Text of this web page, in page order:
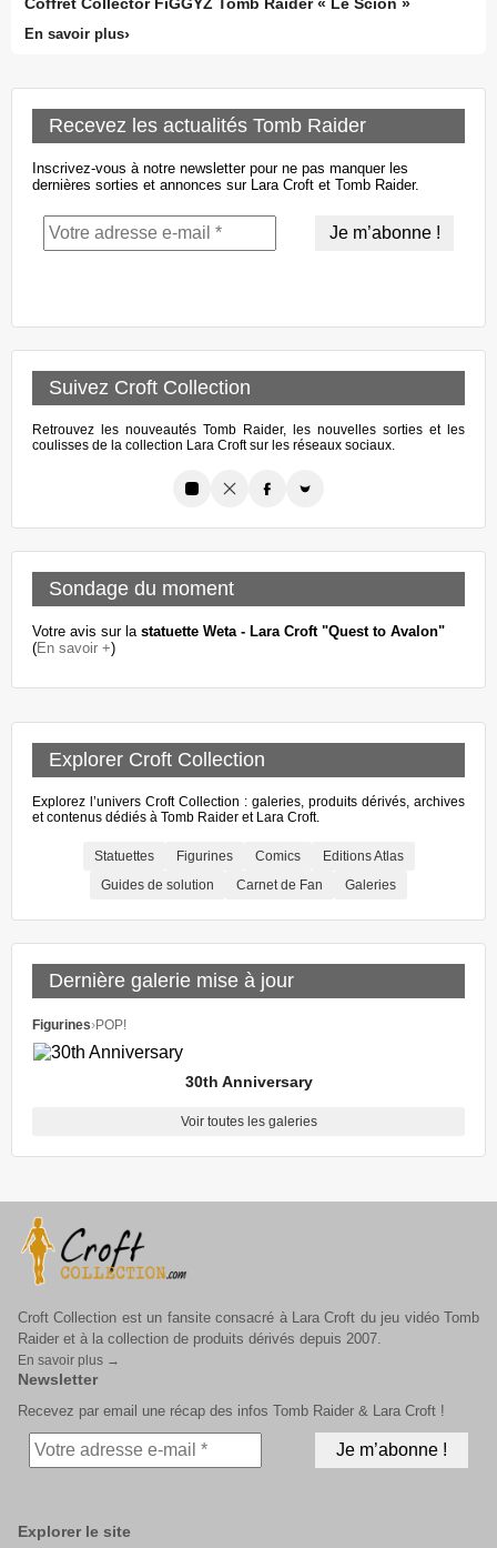
En savoir plus
Recevez les actualités Tomb Raider
Inscrivez-vous à notre newsletter pour ne pas manquer les
dernières sorties et annonces sur Lara Croft et Tomb Raider.
Suivez Croft Collection
Retrouvez les nouveautés Tomb Raider, les nouvelles sorties et les
coulisses de la collection Lara Croft sur les réseaux sociaux.
Sondage du moment
Votre avis sur la statuette Weta - Lara Croft "Quest to Avalon"
(En savoir +)
Explorer Croft Collection
Explorez l’univers Croft Collection : galeries, produits dérivés, archives
et contenus dédiés à Tomb Raider et Lara Croft.
Statuettes Figurines Comics
Editions Atlas
Guides de solution
Carnet de Fan Galeries
Dernière galerie mise à jour
Figurines›POP!
30th Anniversary
Voir toutes les galeries
Croft Collection est un fansite consacré à Lara Croft du jeu vidéo Tomb
Raider et à la collection de produits dérivés depuis 2007.
En savoir plus →
Newsletter
Recevez par email une récap des infos Tomb Raider & Lara Croft !
Explorer le site